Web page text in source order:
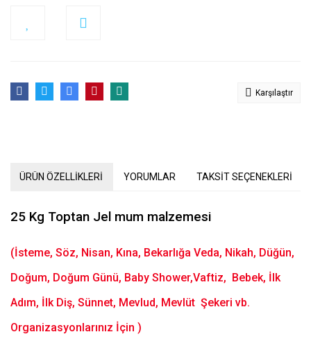
Karşılaştır
ÜRÜN ÖZELLİKLERİ YORUMLAR TAKSİT SEÇENEKLERİ
25 Kg Toptan Jel mum malzemesi
(İsteme, Söz, Nisan, Kına, Bekarlığa Veda, Nikah, Düğün,
Doğum, Doğum Günü, Baby Shower,Vaftiz, Bebek, İlk
Adım, İlk Diş, Sünnet, Mevlud, Mevlüt Şekeri vb.
Organizasyonlarınız İçin )